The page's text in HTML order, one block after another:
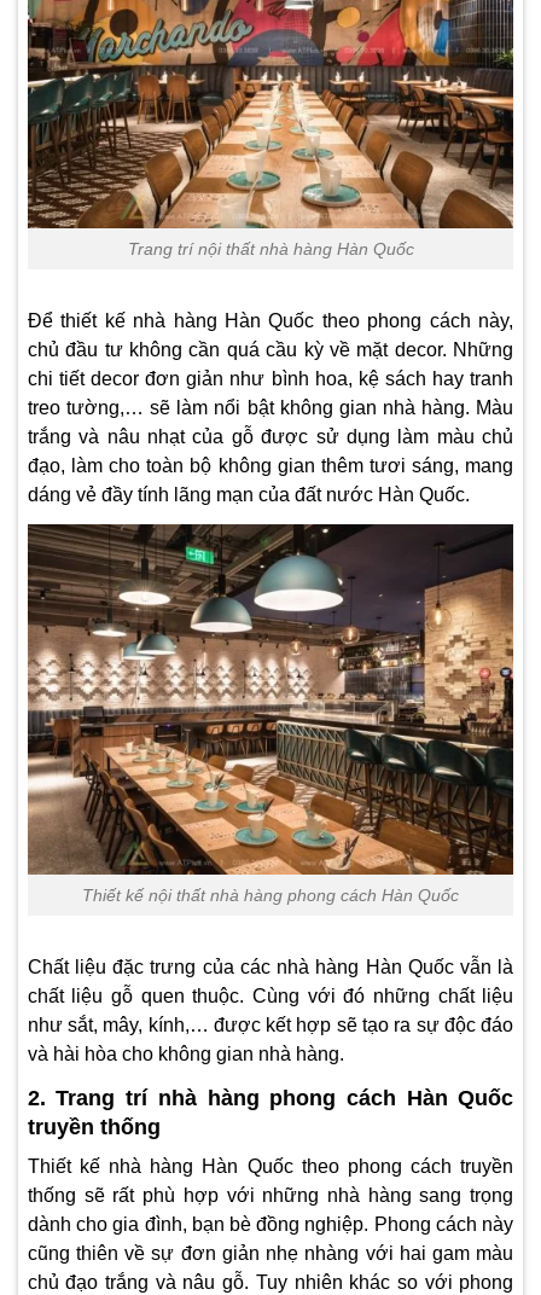
Trang trí nội thất nhà hàng Hàn Quốc
Để thiết kế nhà hàng Hàn Quốc theo phong cách này,
chủ đầu tư không cần quá cầu kỳ về mặt decor. Những
chi tiết decor đơn giản như bình hoa, kệ sách hay tranh
treo tường,… sẽ làm nổi bật không gian nhà hàng. Màu
trắng và nâu nhạt của gỗ được sử dụng làm màu chủ
đạo, làm cho toàn bộ không gian thêm tươi sáng, mang
dáng vẻ đầy tính lãng mạn của đất nước Hàn Quốc.
Thiết kế nội thất nhà hàng phong cách Hàn Quốc
Chất liệu đặc trưng của các nhà hàng Hàn Quốc vẫn là
chất liệu gỗ quen thuộc. Cùng với đó những chất liệu
như sắt, mây, kính,… được kết hợp sẽ tạo ra sự độc đáo
và hài hòa cho không gian nhà hàng.
2. Trang trí nhà hàng phong cách Hàn Quốc
truyền thống
Thiết kế nhà hàng Hàn Quốc theo phong cách truyền
thống sẽ rất phù hợp với những nhà hàng sang trọng
dành cho gia đình, bạn bè đồng nghiệp. Phong cách này
cũng thiên về sự đơn giản nhẹ nhàng với hai gam màu
chủ đạo trắng và nâu gỗ. Tuy nhiên khác so với phong